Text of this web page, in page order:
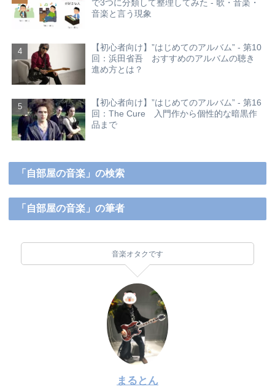
で3つに分類して整理してみた - 歌・音楽・
音楽と言う現象
【初心者向け】”はじめてのアルバム” - 第10
回：浜田省吾 おすすめのアルバムの聴き
進め方とは？
【初心者向け】”はじめてのアルバム” - 第16
回：The Cure 入門作から個性的な暗黒作
品まで
「自部屋の音楽」の検索
「自部屋の音楽」の筆者
音楽オタクです
まるとん